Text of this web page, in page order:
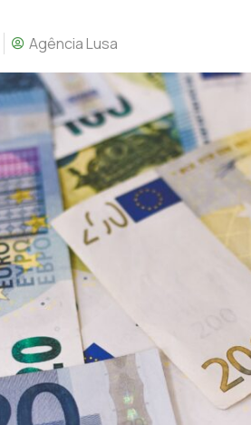
Agência Lusa